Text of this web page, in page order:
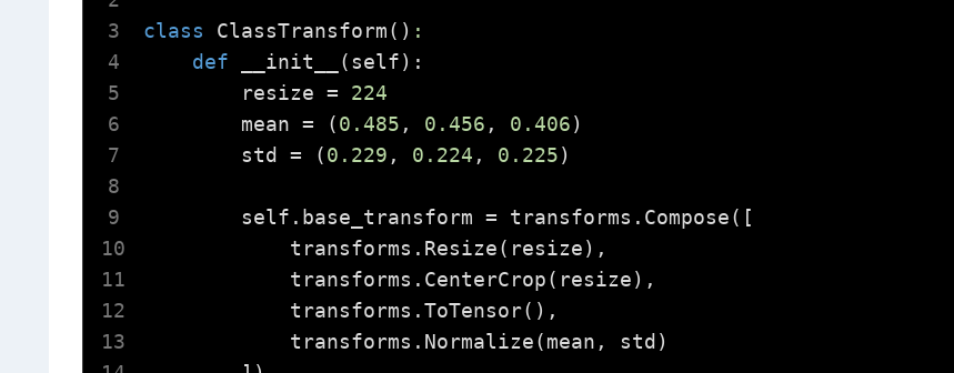
class ClassTransform() :
def
__init__ (self) :
        resize =
224
        mean = (
0.485 , 0.456 , 0.406)
        std = (
0.229 , 0.224 , 0.225)
        self.base_transform = transforms.Compose([
            transforms.Resize(resize),
            transforms.CenterCrop(resize),
            transforms.ToTensor(),
            transforms.Normalize(mean, std)